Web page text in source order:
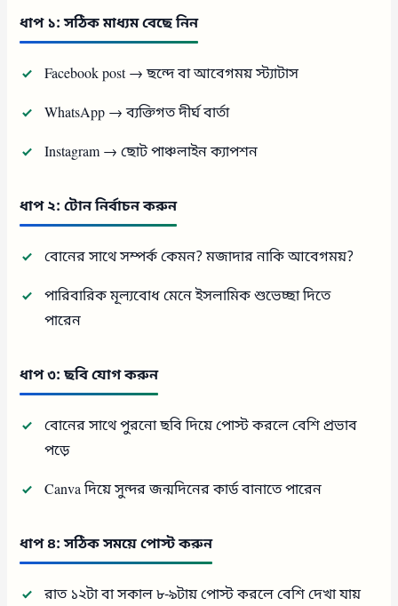
ধাপ ১: সঠিক মাধ্যম বেছে নিন
Facebook post → ছন্দে বা আবেগময় স্ট্যাটাস
WhatsApp → ব্যক্তিগত দীর্ঘ বার্তা
Instagram → ছোট পাঞ্চলাইন ক্যাপশন
ধাপ ২: টোন নির্বাচন করুন
বোনের সাথে সম্পর্ক কেমন? মজাদার নাকি আবেগময়?
পারিবারিক মূল্যবোধ মেনে ইসলামিক শুভেচ্ছা দিতে
পারেন
ধাপ ৩: ছবি যোগ করুন
বোনের সাথে পুরনো ছবি দিয়ে পোস্ট করলে বেশি প্রভাব
পড়ে
Canva দিয়ে সুন্দর জন্মদিনের কার্ড বানাতে পারেন
ধাপ ৪: সঠিক সময়ে পোস্ট করুন
রাত ১২টা বা সকাল ৮-৯টায় পোস্ট করলে বেশি দেখা যায়